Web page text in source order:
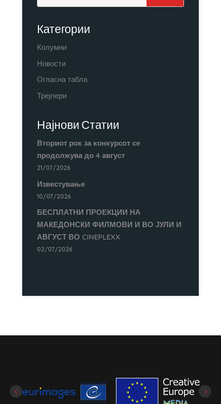
Категории
Колумни
Новости
Огласна табла
Трејлери
Најнови Статии
Вториот рок за конкурсот се
продолжува до 4 август
21/07/2026
Известување
10/07/2026
БЕСПЛАТНИ ПРОЕКЦИИ НА
МАКЕДОНСКИ ФИЛМОВИ И ВО ЈУЛИ И
АВГУСТ ВО CINEPLEXX
02/07/2026